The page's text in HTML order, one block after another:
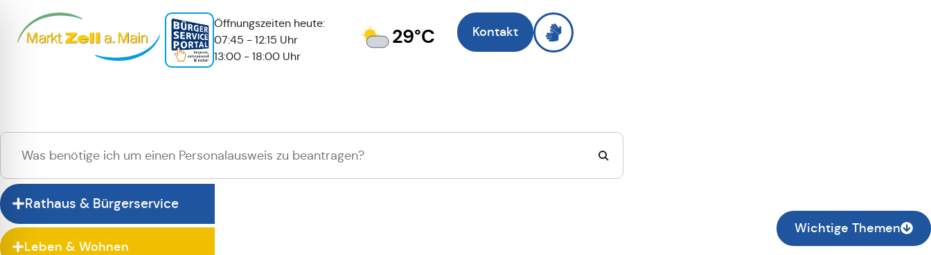
Öffnungszeiten heute:
07:45 - 12:15 Uhr
13:00 - 18:00 Uhr
29°C Kontakt
Wichtige Themen
Rathaus & Bürgerservice
Leben & Wohnen